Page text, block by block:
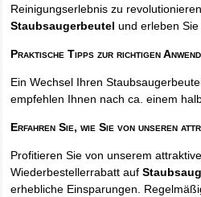
Reinigungserlebnis zu
Staubsaugerbeutel und erleben
Praktische Tipps zur richtigen
Ein Wechsel Ihren
empfehlen Ihnen nach ca. einem
Erfahren Sie, wie Sie von unseren
Profitieren Sie von unserem
Wiederbestellerrabatt auf
erhebliche Einsparungen.